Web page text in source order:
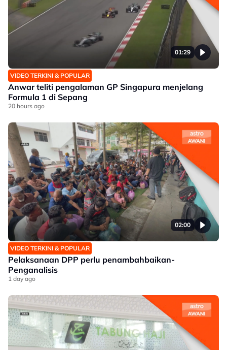
01:29
VIDEO TERKINI & POPULAR
Anwar teliti pengalaman GP Singapura menjelang
Formula 1 di Sepang
20 hours ago
02:00
VIDEO TERKINI & POPULAR
Pelaksanaan DPP perlu penambahbaikan-
Penganalisis
1 day ago